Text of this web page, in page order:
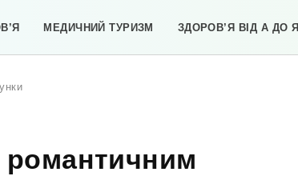
МЕДИЧНИЙ ТУРИЗМ ЗДОРОВ’Я ВІД А ДО Я
романтичним